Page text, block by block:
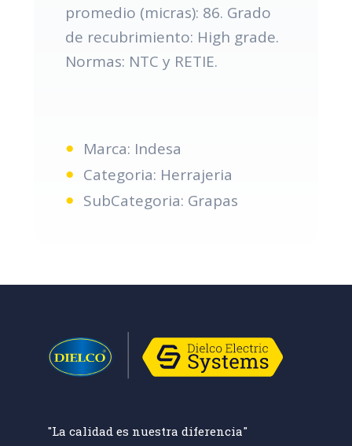
promedio (micras): 86. Grado
de recubrimiento: High grade.
Normas: NTC y RETIE.
Marca: Indesa
Categoria: Herrajeria
SubCategoria: Grapas
"La calidad es nuestra diferencia"